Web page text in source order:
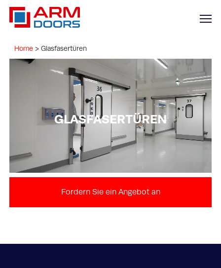
Home > Glasfasertüren
GLASFASERTÜREN
Fordern Sie ein Angebot an